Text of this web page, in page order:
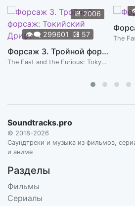
Body
THE SERVANT
Cells
THE SERVANT
After the Flames
ALEXANDRE AZARIA
Catching Gianni
Chasing a Russian
ALEXANDRE AZARIA
📆2006
👁️‍🗨️ 299601 💽 57
Форсаж 3. Тройной форсаж: Токийский Дрифт
The Fast and the Furious: Tokyo Drift
The
Soundtracks.pro
© 2018-2026
Саундтреки и музыка из фильмов,
и аниме
Разделы
Фильмы
Сериалы